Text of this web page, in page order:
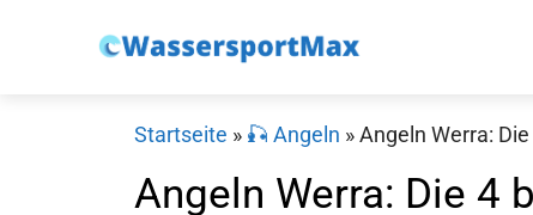
Startseite » 🎣 Angeln »Angeln Werra:
Angeln Werra: Die 4